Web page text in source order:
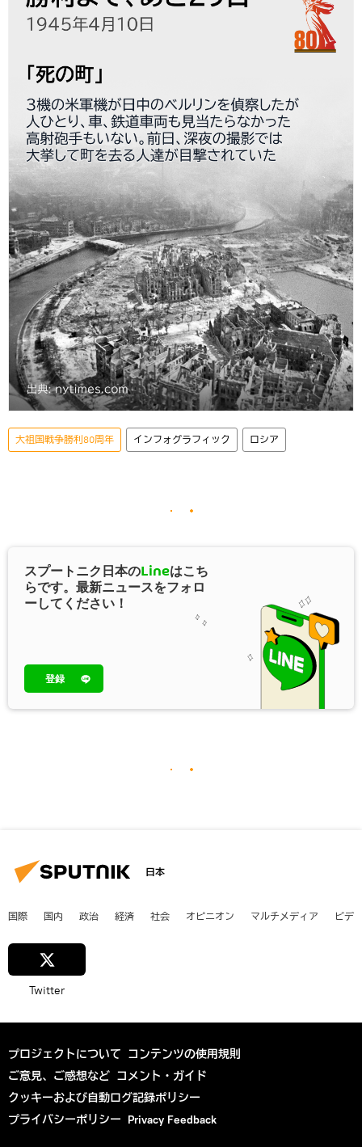
大祖国戦争勝利80周年 インフォグラフィック ロシア
スプートニク日本のLineはこち
らです。最新ニュースをフォロ
ーしてください！
登録
日本
国際 国内 政治 経済 社会 オピニオン マルチメディア ビデ
Twitter
プロジェクトについて コンテンツの使用規則
ご意見、ご感想など コメント・ガイド
クッキーおよび自動ログ記録ポリシー
プライバシーポリシー Privacy Feedback